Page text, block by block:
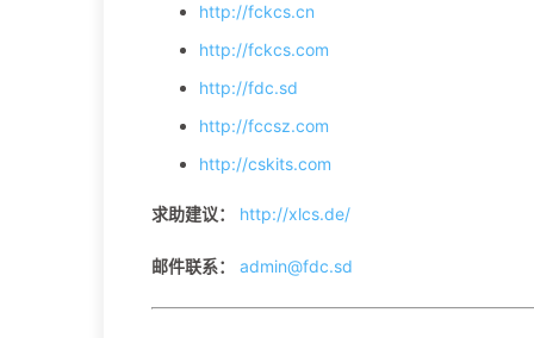
http://fckcs.cn
http://fckcs.com
http://fdc.sd
http://fccsz.com
http://cskits.com
求助建议： http://xlcs.de/
邮件联系： admin@fdc.sd